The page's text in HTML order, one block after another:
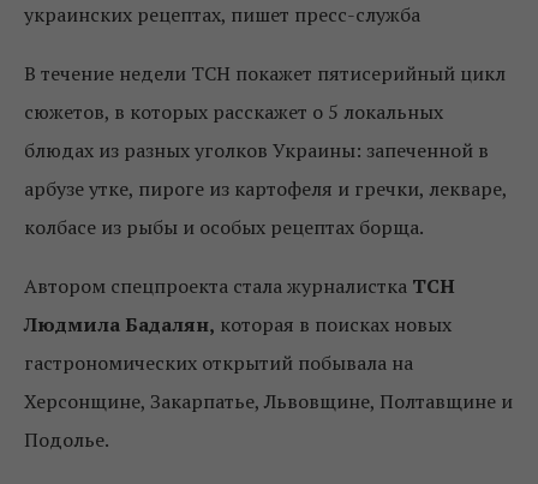
украинских рецептах, пишет пресс-служба
В течение недели ТСН покажет пятисерийный цикл
сюжетов, в которых расскажет о 5 локальных
блюдах из разных уголков Украины: запеченной в
арбузе утке, пироге из картофеля и гречки, лекваре,
колбасе из рыбы и особых рецептах борща.
Автором спецпроекта стала журналистка ТСН
Людмила Бадалян, которая в поисках новых
гастрономических открытий побывала на
Херсонщине, Закарпатье, Львовщине, Полтавщине и
Подолье.